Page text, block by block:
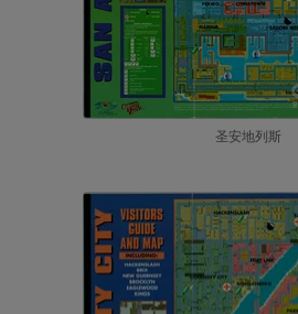
圣安地列斯